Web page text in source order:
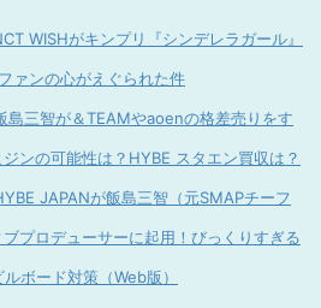
WISHがキンプリ『シンデレラガール』
ァンの心がえぐられた件
島三智が＆TEAMやaoenの格差売りをす
ンの可能性は？HYBE スタエン買収は？
JAPANが飯島三智（元SMAPチーフ
プロデューサーに起用！びっくりすぎる
ボード対策（Web版）